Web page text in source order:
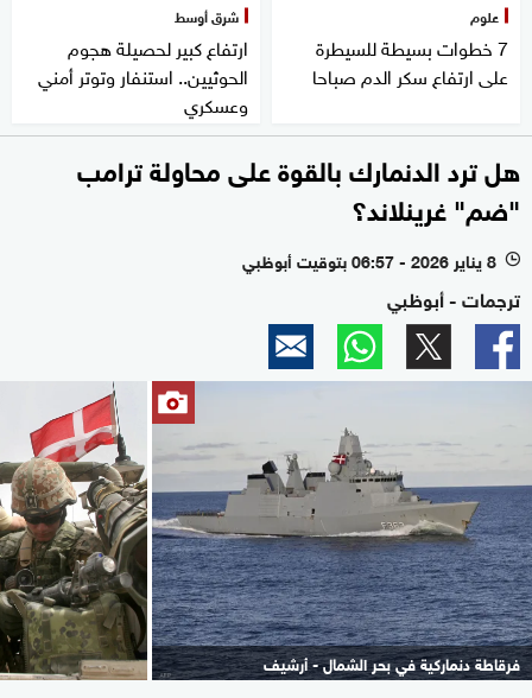
علوم
7 خطوات بسيطة للسيطرة
على ارتفاع سكر الدم صباحا
شرق أوسط
ارتفاع كبير لحصيلة هجوم
الحوثيين.. استنفار وتوتر أمني
وعسكري
هل ترد الدنمارك بالقوة على محاولة ترامب
"ضم" غرينلاند؟
l 8 يناير 2026 - 06:57 بتوقيت أبوظبي
ترجمات - أبوظبي
فرقاطة دنماركية في بحر الشمال - أرشيف